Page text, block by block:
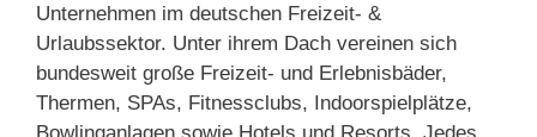
Unternehmen im deutschen Freizeit- &
Urlaubssektor. Unter ihrem Dach vereinen sich
bundesweit große Freizeit- und Erlebnisbäder,
Thermen, SPAs, Fitnessclubs, Indoorspielplätze,
Bowlinganlagen sowie Hotels und Resorts. Jedes